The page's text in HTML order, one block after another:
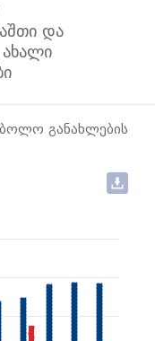
და
განახლების